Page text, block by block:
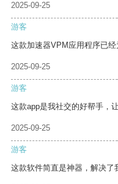
2025-09-25
游客
这款加速器VPM应用程序已经
2025-09-25
游客
这款app是我社交的好帮手，
2025-09-25
游客
这款软件简直是神器，解决了